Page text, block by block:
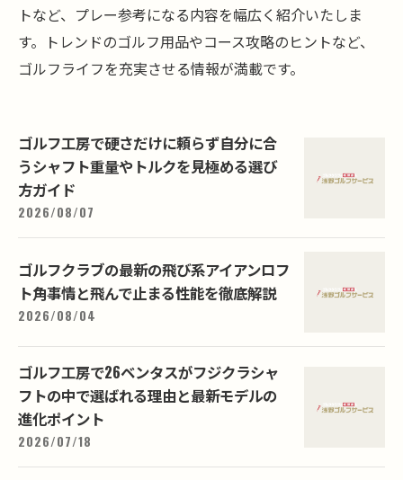
トなど、プレー参考になる内容を幅広く紹介いたしま
す。トレンドのゴルフ用品やコース攻略のヒントなど、
ゴルフライフを充実させる情報が満載です。
ゴルフ工房で硬さだけに頼らず自分に合
うシャフト重量やトルクを見極める選び
方ガイド
2026/08/07
ゴルフクラブの最新の飛び系アイアンロフ
ト角事情と飛んで止まる性能を徹底解説
2026/08/04
ゴルフ工房で26ベンタスがフジクラシャ
フトの中で選ばれる理由と最新モデルの
進化ポイント
2026/07/18